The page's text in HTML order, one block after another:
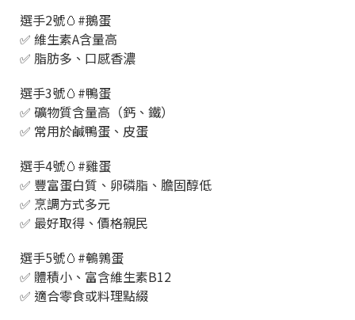
選手2號🥚#鵝蛋
✅ 維生素A含量高
✅ 脂肪多、口感香濃
選手3號🥚#鴨蛋
✅ 礦物質含量高（鈣、鐵）
✅ 常用於鹹鴨蛋、皮蛋
選手4號🥚#雞蛋
✅ 豐富蛋白質、卵磷脂、膽固醇低
✅ 烹調方式多元
✅ 最好取得、價格親民
選手5號🥚#鵪鶉蛋
✅ 體積小、富含維生素B12
✅ 適合零食或料理點綴